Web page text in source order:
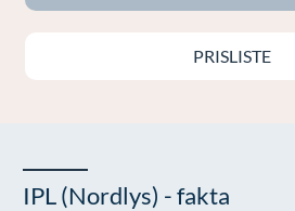
Ultralydsscanning
operationer
Ventetid i det offentlige -
PRISLISTE
IPL (Nordlys) - fakta